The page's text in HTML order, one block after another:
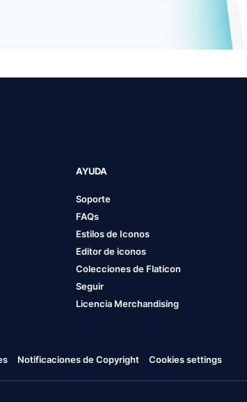
AYUDA
Soporte
FAQs
Estilos de Iconos
Editor de iconos
Colecciones de Flaticon
Seguir
Licencia Merchandising
Notificaciones de Copyright Cookies settings